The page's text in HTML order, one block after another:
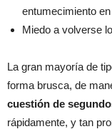
entumecimiento
Miedo a volverse
La gran mayoría de
forma brusca, de
cuestión de
rápidamente, y tan